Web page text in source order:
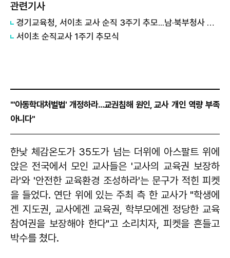
관련기사
경기교육청, 서이초 교사 순직 3주기 추모...남·북부청사 공간 마련
서이초 순직교사 1주기 추모식
"'아동학대처벌법' 개정하라...교권침해 원인, 교사 개인 역량 부족
아니다"
한낮 체감온도가 35도가 넘는 더위에 아스팔트 위에
앉은 전국에서 모인 교사들은 '교사의 교육권 보장하
라'와 '안전한 교육환경 조성하라'는 문구가 적힌 피켓
을 들었다. 연단 위에 있는 주최 측 한 교사가 "학생에
겐 지도권, 교사에겐 교육권, 학부모에겐 정당한 교육
참여권을 보장해야 한다"고 소리치자, 피켓을 흔들고
박수를 쳤다.